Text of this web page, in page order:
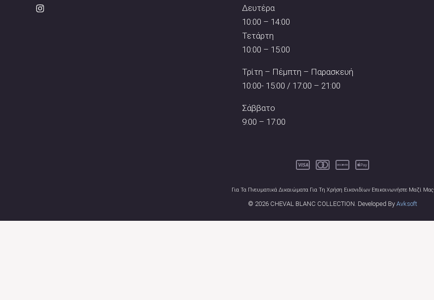
Δευτέρα
10:00 – 14:00
Τετάρτη
10:00 – 15:00
Τρίτη – Πέμπτη – Παρασκευή
10:00- 15:00 / 17:00 – 21:00
Σάββατο
9:00 – 17:00
Για Τα Πνευματικά Δικαιώματα Για Τη Χρήση Εικονιδίων Επικοινωνήστε Μαζί Μας
© 2026 CHEVAL BLANC COLLECTION. Developed By Avksoft